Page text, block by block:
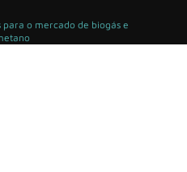
o mercado de biogás e